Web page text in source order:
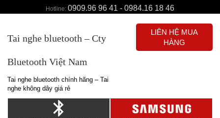
Hotline: 0909.96 96 41 - 0984.16 18 46
Tai nghe bluetooth – Cty
Bluetooth Việt Nam
Tai nghe bluetooth chính hãng – Tai
nghe không dây giá rẻ
LIÊN HỆ MUA
HÀNG